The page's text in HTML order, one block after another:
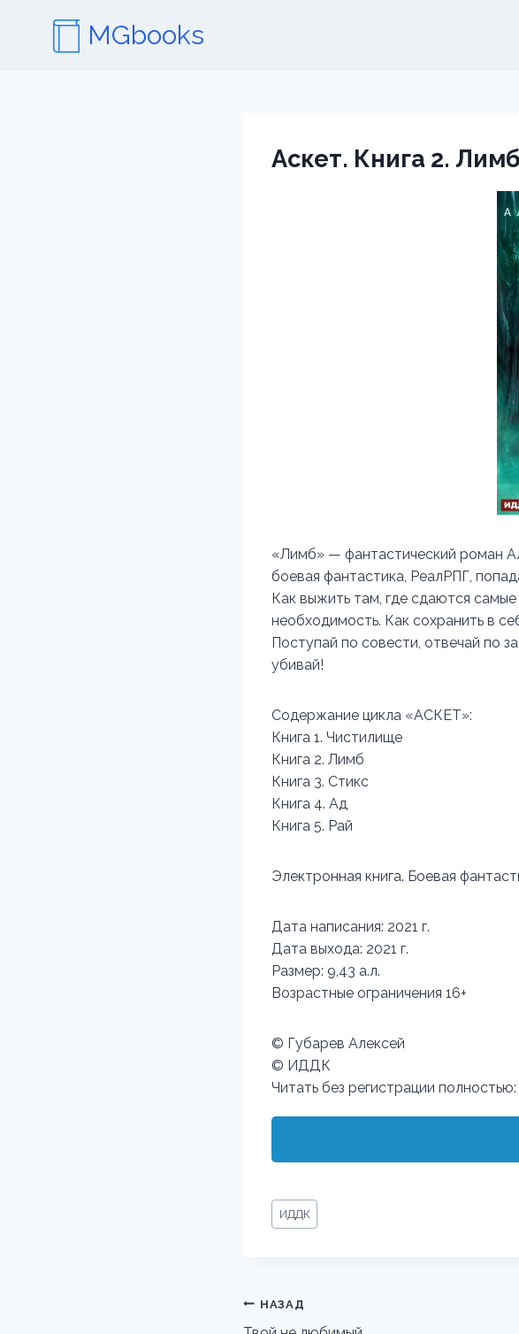
содержимому
MGbooks
Аскет. Книга 2. Лимб
«Лимб» — фантастический роман
боевая фантастика, РеалРПГ,
Как выжить там, где сдаются
необходимость. Как сохранить в
Поступай по совести, отвечай по
убивай!
Содержание цикла «АСКЕТ»:
Книга 1. Чистилище
Книга 2. Лимб
Книга 3. Стикс
Книга 4. Ад
Книга 5. Рай
Электронная книга. Боевая
Дата написания: 2021 г.
Дата выхода: 2021 г.
Размер: 9,43 а.л.
Возрастные ограничения 16+
© Губарев Алексей
© ИДДК
Читать без регистрации полностью:
Метки
записи:
ИДДК
Навигация
НАЗАД